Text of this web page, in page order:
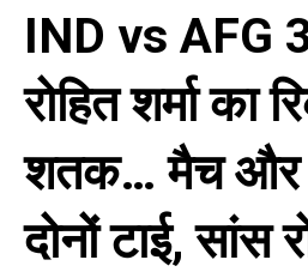
IND vs AFG
रोहित शर्मा का
शतक… मैच और
दोनों टाई, सांस